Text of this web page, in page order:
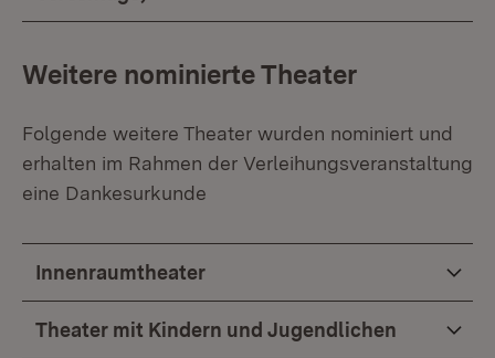
Weitere nominierte Theater
Folgende weitere Theater wurden nominiert und
erhalten im Rahmen der Verleihungsveranstaltung
eine Dankesurkunde
Innenraumtheater
Theater mit Kindern und Jugendlichen